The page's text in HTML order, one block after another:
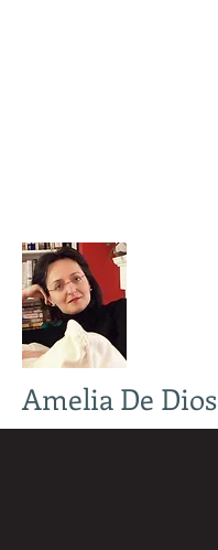
Amelia De